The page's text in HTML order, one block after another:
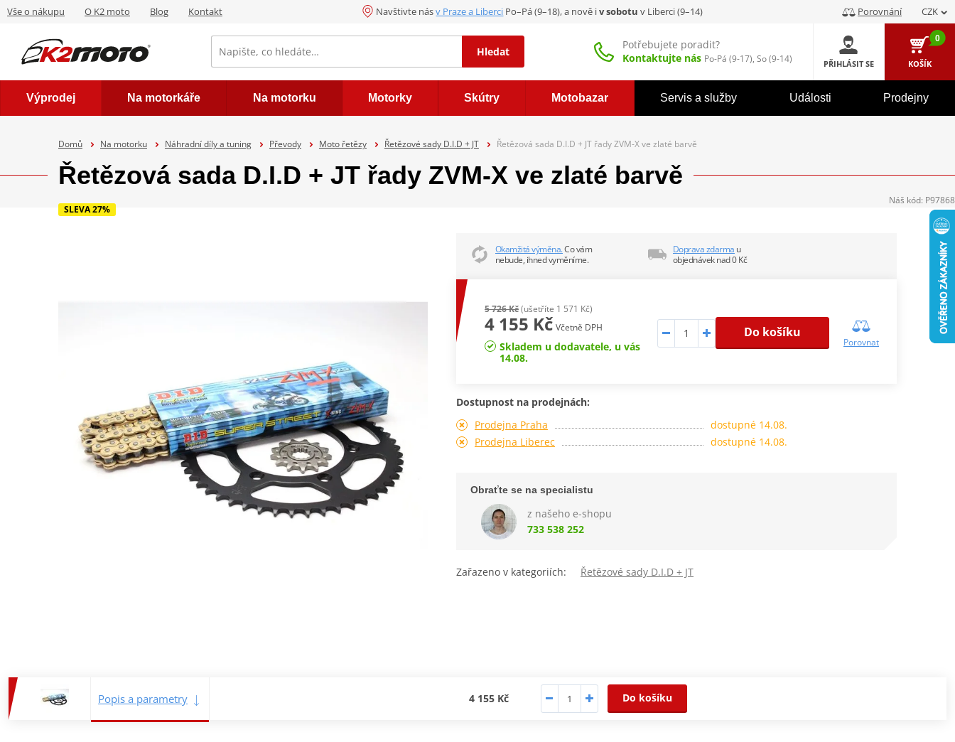
Vše o nákupu O K2 moto Blog Kontakt Navštivte násv Praze a Liberci Po–Pá (9–18), a nově iv sobotu v Liberci (9–14) Porovnání CZK
Hledat
Potřebujete poradit?
Kontaktujte nás Po-Pá (9-17), So (9-14) PŘIHLÁSIT SE
0
KOŠÍK
Výprodej Na motorkáře Na motorku Motorky Skútry Motobazar Servis a služby Události Prodejny
Domů Na motorku Náhradní díly a tuning Převody Moto řetězy Řetězové sady D.I.D + JT Řetězová sada D.I.D + JT řady ZVM-X ve zlaté barvě
Řetězová sada D.I.D + JT řady ZVM-X ve zlaté barvě
SLEVA 27%
Okamžitá výměna.Co vám
nebude, ihned vyměníme.
Doprava zdarma u
objednávek nad 0 Kč
5 726 Kč(ušetříte 1 571 Kč)
4 155 Kč Včetně DPH
Skladem u dodavatele, u vás
14.08.
Do košíku
Porovnat
Dostupnost na prodejnách:
Prodejna Praha
dostupné 14.08.
Prodejna Liberec
dostupné 14.08.
Obraťte se na specialistu
z našeho e-shopu
733 538 252
Zařazeno v kategoriích: Řetězové sady D.I.D + JT
Popis a parametry 4 155 Kč Do košíku
Náš kód: P97868